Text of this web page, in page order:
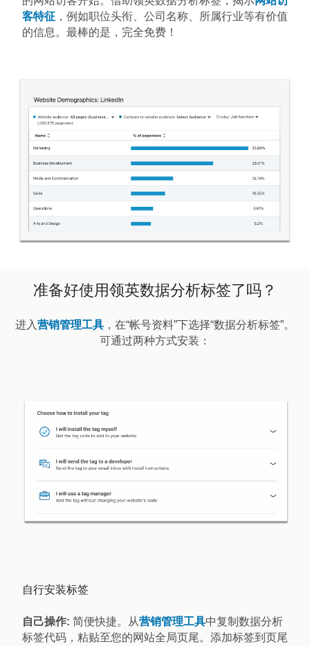
客特征 ，例如职位头衔、公司名称、所属行业等有价值
的信息。最棒的是，完全免费！
准备好使用领英数据分析标签了吗？
进入营销管理工具 ，在“帐号资料”下选择“数据分析标签”。
可通过两种方式安装：
自行安装标签
自己操作: 简便快捷。从营销管理工具中复制数据分析
标签代码，粘贴至您的网站全局页尾。添加标签到页尾